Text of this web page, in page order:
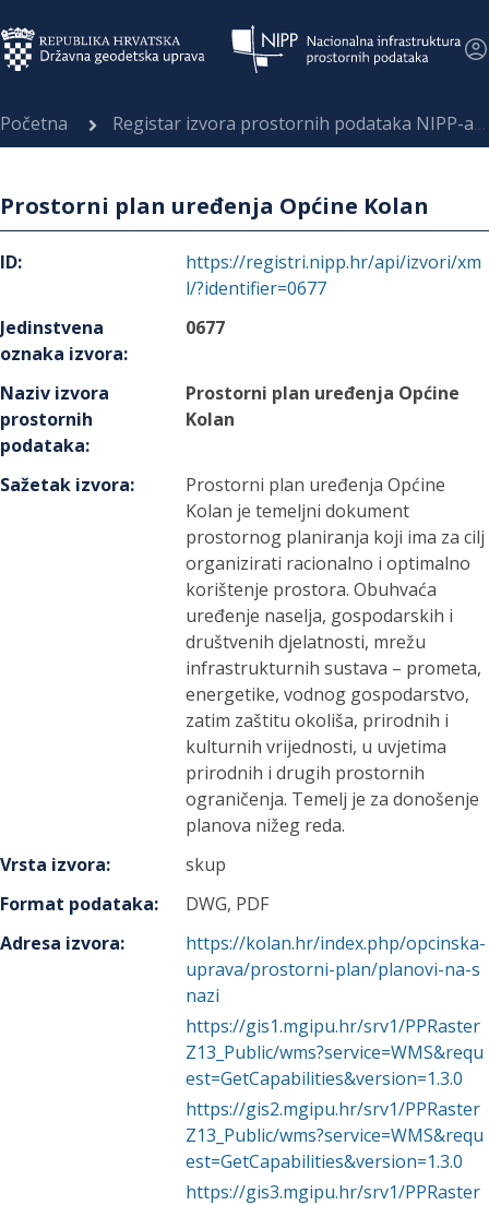
Početna Registar izvora prostornih podataka NIPP-a
Prostorni plan uređenja Općine Kolan
ID:
https://registri.nipp.hr/api/izvori/xm
l/?identifier=0677
Jedinstvena
oznaka izvora:
0677
Naziv izvora
prostornih
podataka:
Prostorni plan uređenja Općine
Kolan
Sažetak izvora:
Prostorni plan uređenja Općine
Kolan je temeljni dokument
prostornog planiranja koji ima za cilj
organizirati racionalno i optimalno
korištenje prostora. Obuhvaća
uređenje naselja, gospodarskih i
društvenih djelatnosti, mrežu
infrastrukturnih sustava – prometa,
energetike, vodnog gospodarstvo,
zatim zaštitu okoliša, prirodnih i
kulturnih vrijednosti, u uvjetima
prirodnih i drugih prostornih
ograničenja. Temelj je za donošenje
planova nižeg reda.
Vrsta izvora:
skup
Format podataka:
DWG, PDF
Adresa izvora:
https://kolan.hr/index.php/opcinska-
uprava/prostorni-plan/planovi-na-s
nazi
https://gis1.mgipu.hr/srv1/PPRaster
Z13_Public/wms?service=WMS&requ
est=GetCapabilities&version=1.3.0
https://gis2.mgipu.hr/srv1/PPRaster
Z13_Public/wms?service=WMS&requ
est=GetCapabilities&version=1.3.0
https://gis3.mgipu.hr/srv1/PPRaster